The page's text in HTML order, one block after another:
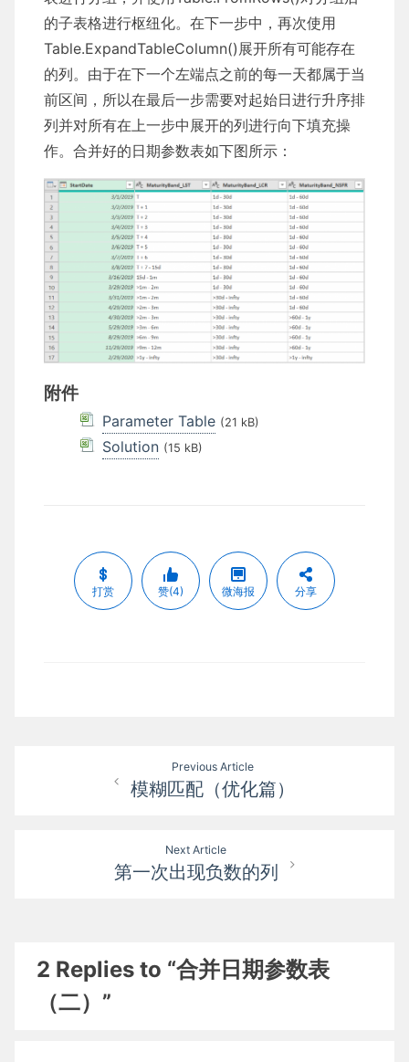
的子表格进行枢纽化。在下一步中，再次使用
Table.ExpandTableColumn()展开所有可能存在
的列。由于在下一个左端点之前的每一天都属于当
前区间，所以在最后一步需要对起始日进行升序排
列并对所有在上一步中展开的列进行向下填充操
作。合并好的日期参数表如下图所示：
附件
Parameter Table (21 kB)
Solution (15 kB)
打赏 赞(4) 微海报 分享
Previous Article
模糊匹配（优化篇）
Next Article
第一次出现负数的列
2 Replies to “合并日期参数表
（二）”